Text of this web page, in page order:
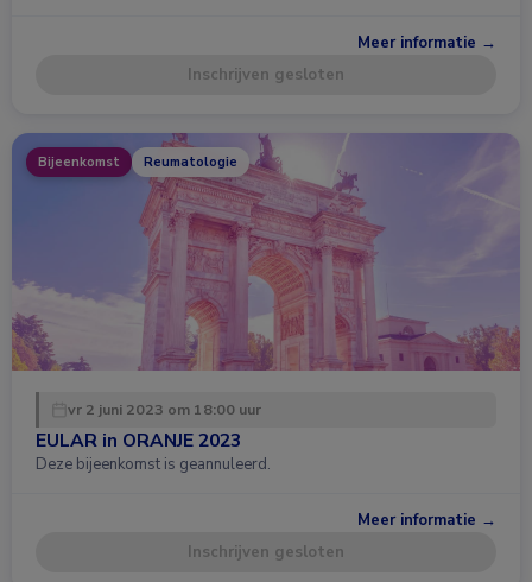
Meer informatie →
Inschrijven gesloten
Bijeenkomst Reumatologie
vr 2 juni 2023 om 18:00 uur
EULAR in ORANJE 2023
Deze bijeenkomst is geannuleerd.
Meer informatie →
Inschrijven gesloten